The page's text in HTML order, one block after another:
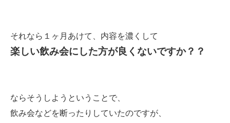
それなら１ヶ月あけて、内容を濃くして
楽しい飲み会にした方が良くないですか？？
ならそうしようということで、
飲み会などを断ったりしていたのですが、